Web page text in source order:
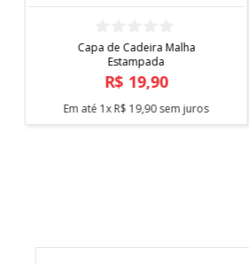
Capa de Cadeira Malha
Estampada
R$ 19,90
Em até 1xR$ 19,90sem juros